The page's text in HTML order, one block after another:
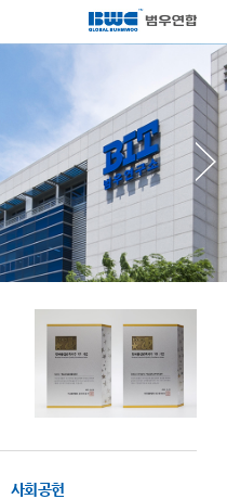
사회공헌